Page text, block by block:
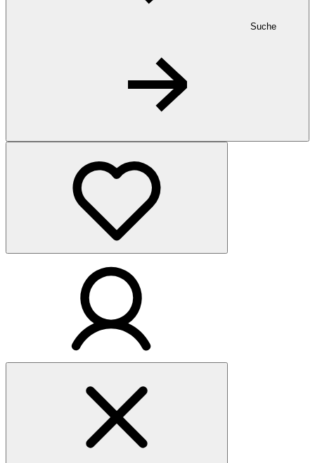
Suche